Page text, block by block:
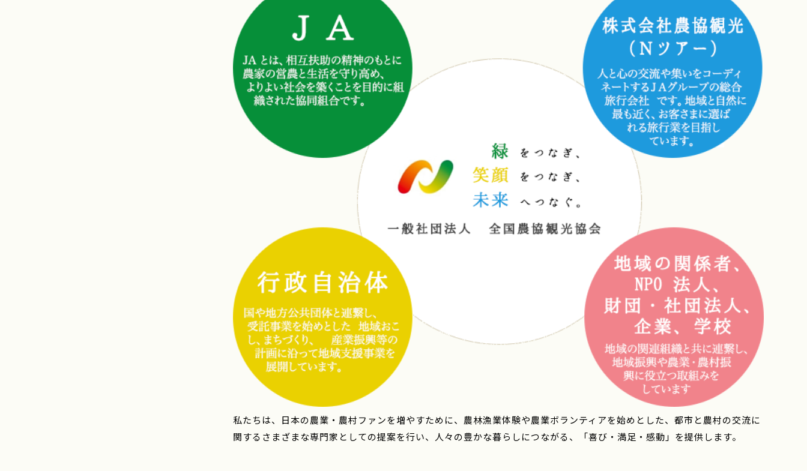
私たちは、日本の農業・農村ファンを増やすために、農林漁業体験や農業ボランティアを始めとした、都市と農村の交流に
関するさまざまな専門家としての提案を行い、人々の豊かな暮らしにつながる、「喜び・満足・感動」を提供します。